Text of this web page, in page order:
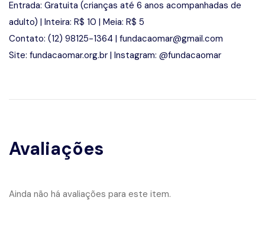
Entrada: Gratuita (crianças até 6 anos acompanhadas de
adulto) | Inteira: R$ 10 | Meia: R$ 5
Contato: (12) 98125-1364 | fundacaomar@gmail.com
Site: fundacaomar.org.br | Instagram: @fundacaomar
Avaliações
Ainda não há avaliações para este item.